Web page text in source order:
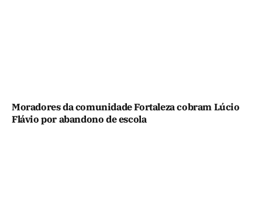
Moradores da comunidade Fortaleza cobram Lúcio
Flávio por abandono de escola